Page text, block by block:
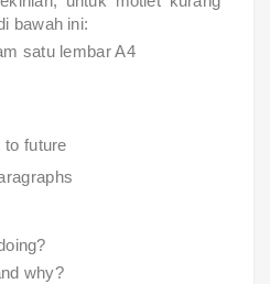
bawah ini:
satu lembar A4
to future
why?